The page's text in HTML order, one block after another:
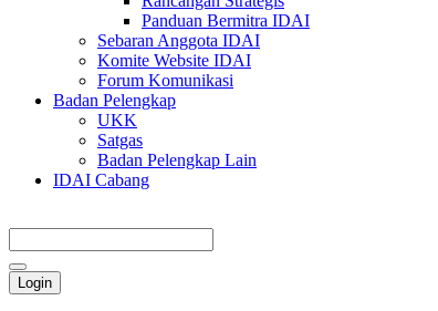
Panduan Bermitra IDAI
Sebaran Anggota IDAI
Komite Website IDAI
Forum Komunikasi
Badan Pelengkap
UKK
Satgas
Badan Pelengkap Lain
IDAI Cabang
Login